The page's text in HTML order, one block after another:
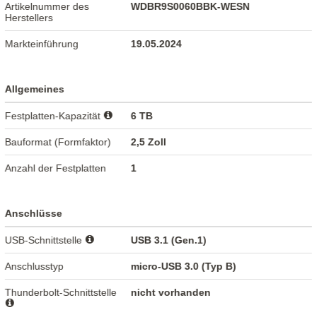
Artikelnummer des
Herstellers
WDBR9S0060BBK-WESN
Markteinführung 19.05.2024
Allgemeines
Festplatten-Kapazität 6 TB
Bauformat (Formfaktor) 2,5 Zoll
Anzahl der Festplatten 1
Anschlüsse
USB-Schnittstelle USB 3.1 (Gen.1)
Anschlusstyp micro-USB 3.0 (Typ B)
Thunderbolt-Schnittstelle nicht vorhanden